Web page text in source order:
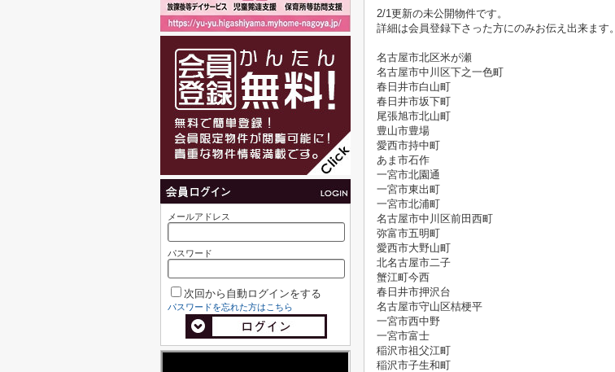
2/1更新の未公開物件です。
詳細は会員登録下さった方にのみお伝え出来ます。
名古屋市北区米が瀬
名古屋市中川区下之一色町
春日井市白山町
春日井市坂下町
尾張旭市北山町
豊山市豊場
愛西市持中町
あま市石作
一宮市北園通
一宮市東出町
一宮市北浦町
名古屋市中川区前田西町
弥富市五明町
愛西市大野山町
北名古屋市二子
蟹江町今西
春日井市押沢台
名古屋市守山区桔梗平
一宮市西中野
一宮市富士
稲沢市祖父江町
稲沢市子生和町
メールアドレス
パスワード
次回から自動ログインをする
パスワードを忘れた方はこちら